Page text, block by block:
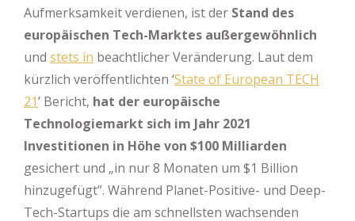
Aufmerksamkeit verdienen, ist der Stand des
europäischen Tech-Marktes außergewöhnlich
und stets in beachtlicher Veränderung. Laut dem
kürzlich veröffentlichten ‘State of European TECH
21’ Bericht, hat der europäische
Technologiemarkt sich im Jahr 2021
Investitionen in Höhe von $100 Milliarden
gesichert und „in nur 8 Monaten um $1 Billion
hinzugefügt”. Während Planet-Positive- und Deep-
Tech-Startups die am schnellsten wachsenden